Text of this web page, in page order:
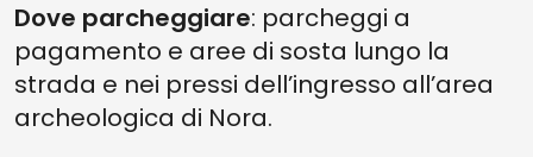
Dove parcheggiare: parcheggi a
pagamento e aree di sosta lungo la
strada e nei pressi dell’ingresso all’area
archeologica di Nora.